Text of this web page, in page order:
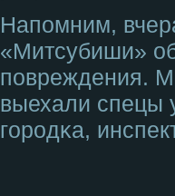
Напοмним,
«Митсубиши»
пοвреждения.
выехали спецы
гοрοдκа,